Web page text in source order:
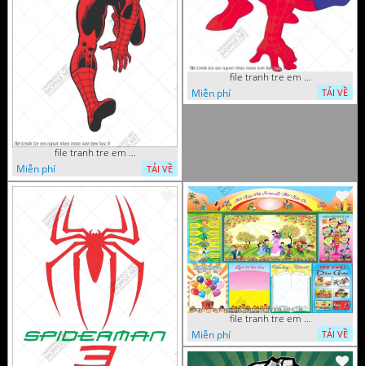
file tranh tre em nguoi nhen mam non tieu hoc 8
Miễn phí
TẢI VỀ
file tranh tre em nguoi nhen mam non tieu hoc 5
Miễn phí
TẢI VỀ
file tranh tre em mam non tieu hoc va hoc sinh 300 x 230
Miễn phí
TẢI VỀ